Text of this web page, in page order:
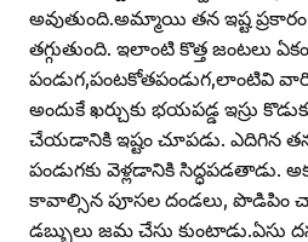
అవుతుంది.అమ్మాయి తన ఇష్ట ప్రకారం
తగ్గుతుంది. ఇలాంటి కొత్త జంటలు
పండుగ,పంటకోతపండుగ,లాంటివి
అందుకే ఖర్చుకు భయపడ్డ ఇస్రు
చేయడానికి ఇష్టం చూపడు. ఎదిగిన
పండుగకు వెళ్లడానికి సిద్ధపడతాడు.
కావాల్సిన పూసల దండలు, పొడిపిం
డబ్బులు జమ చేసు కుంటాడు.ఏసు